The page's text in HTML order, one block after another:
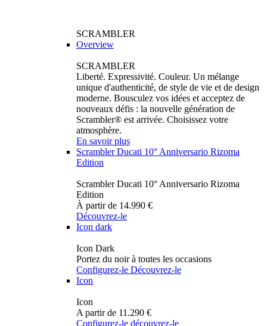
SCRAMBLER
Overview
SCRAMBLER
Liberté. Expressivité. Couleur. Un mélange
unique d'authenticité, de style de vie et de design
moderne. Bousculez vos idées et acceptez de
nouveaux défis : la nouvelle génération de
Scrambler® est arrivée. Choisissez votre
atmosphère.
En savoir plus
Scrambler Ducati 10° Anniversario Rizoma
Edition
Scrambler Ducati 10° Anniversario Rizoma
Edition
À partir de 14.990 €
Découvrez-le
Icon dark
Icon Dark
Portez du noir à toutes les occasions
Configurez-le Découvrez-le
Icon
Icon
A partir de 11.290 €
Configurez-le découvrez-le